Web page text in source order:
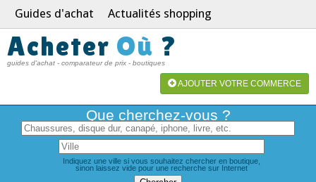
Guides d'achat Actualités shopping
Acheter Où ?
guides d'achat - comparateur de prix - boutiques
AJOUTER VOTRE COMMERCE
Que cherchez-vous ?
Indiquez une ville si vous souhaitez chercher en boutique,
sinon laissez vide pour une recherche sur Internet